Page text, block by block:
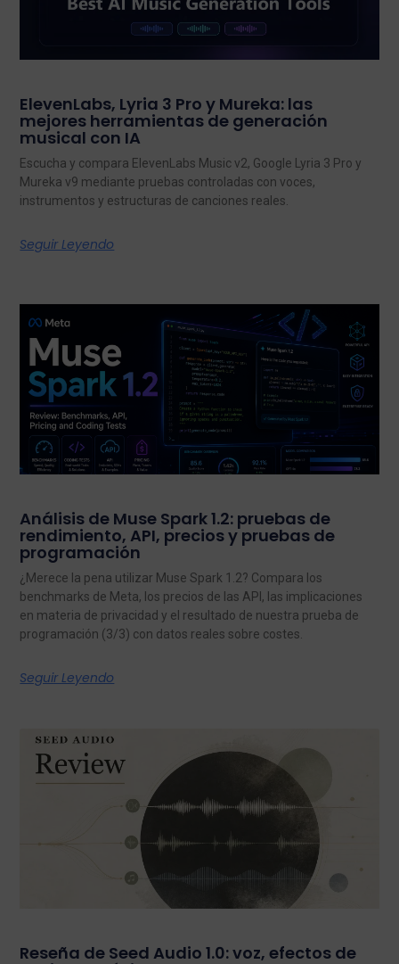
ElevenLabs, Lyria 3 Pro y Mureka: las
mejores herramientas de generación
musical con IA
Escucha y compara ElevenLabs Music v2, Google Lyria 3 Pro y
Mureka v9 mediante pruebas controladas con voces,
instrumentos y estructuras de canciones reales.
Seguir Leyendo
Análisis de Muse Spark 1.2: pruebas de
rendimiento, API, precios y pruebas de
programación
¿Merece la pena utilizar Muse Spark 1.2? Compara los
benchmarks de Meta, los precios de las API, las implicaciones
en materia de privacidad y el resultado de nuestra prueba de
programación (3/3) con datos reales sobre costes.
Seguir Leyendo
Reseña de Seed Audio 1.0: voz, efectos de